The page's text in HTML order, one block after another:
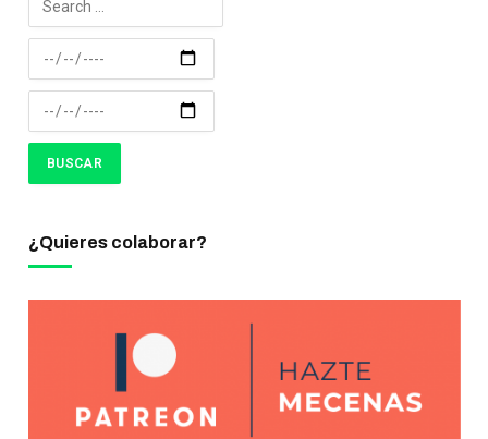
¿Quieres colaborar?